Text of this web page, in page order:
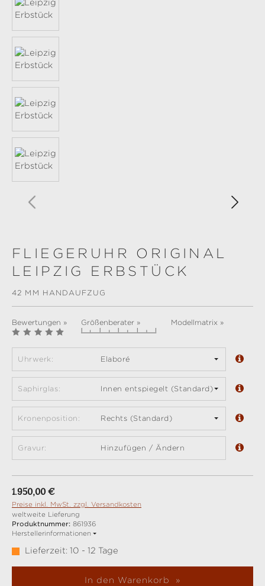
FLIEGERUHR ORIGINAL
LEIPZIG ERBSTÜCK
42 MM HANDAUFZUG
Bewertungen » Größenberater » Modellmatrix »
Uhrwerk: Elaboré
Saphirglas: Innen entspiegelt (Standard)
Kronenposition: Rechts (Standard)
Gravur: Hinzufügen / Ändern
Regulärer Preis:
1.950,00 €
Preise inkl. MwSt. zzgl. Versandkosten
weltweite Lieferung
Produktnummer: 861936
Herstellerinformationen
Lieferzeit: 10 - 12 Tage
In den Warenkorb